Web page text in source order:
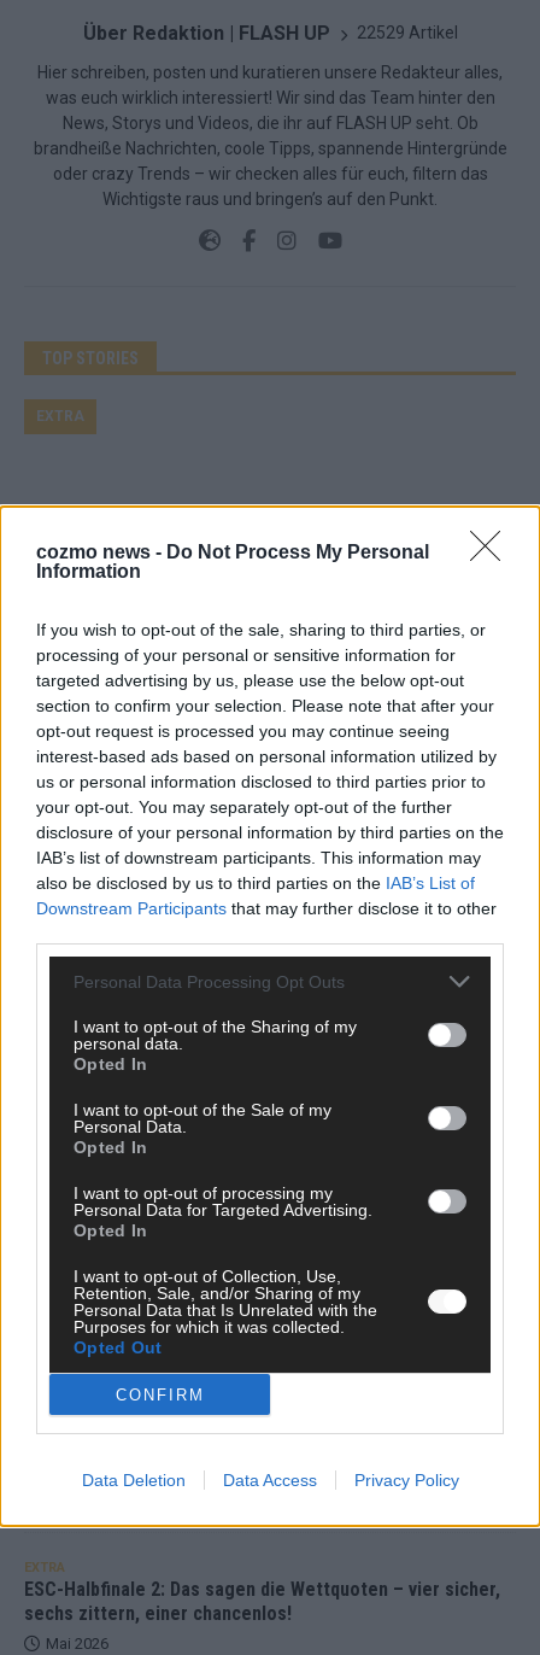
cozmo news - Do Not Process My Personal
Information
If you wish to opt-out of the sale, sharing to third parties, or
processing of your personal or sensitive information for
targeted advertising by us, please use the below opt-out
section to confirm your selection. Please note that after your
opt-out request is processed you may continue seeing
interest-based ads based on personal information utilized by
us or personal information disclosed to third parties prior to
your opt-out. You may separately opt-out of the further
disclosure of your personal information by third parties on the
IAB’s list of downstream participants. This information may
also be disclosed by us to third parties on the IAB’s List of
Downstream Participants that may further disclose it to other
Personal Data Processing Opt Outs
I want to opt-out of the Sharing of my
personal data.
Opted In
I want to opt-out of the Sale of my
Personal Data.
Opted In
I want to opt-out of processing my
Personal Data for Targeted Advertising.
Opted In
I want to opt-out of Collection, Use,
Retention, Sale, and/or Sharing of my
Personal Data that Is Unrelated with the
Purposes for which it was collected.
Opted Out
CONFIRM
Data Deletion Data Access Privacy Policy
Über Redaktion | FLASH UP 22529 Artikel
Hier schreiben, posten und kuratieren unsere Redakteur alles,
was euch wirklich interessiert! Wir sind das Team hinter den
News, Storys und Videos, die ihr auf FLASH UP seht. Ob
brandheiße Nachrichten, coole Tipps, spannende Hintergründe
oder crazy Trends – wir checken alles für euch, filtern das
Wichtigste raus und bringen’s auf den Punkt.
TOP STORIES
Monaco, Sallys Café, Westernbrauerei – der
Europa-Park 2026 macht vieles neu
EXTRA
Juni 2026
DARA gewinnt verdient, Israel beunruhigend –
unser Kommentar zum ESC 2026
Mai 2026
KOMMENTAR
ESC-Finale morgen: Finnland Favorit, Australien
aufgestiegen – alle 25 Acts im Kurzcheck
Mai 2026
KOMMENTAR
JJ hat den Abend gerettet – der Rest des ESC-Halbfinales
war solide, aber kein Feuerwerk
EXTRA
ESC-Halbfinale 2: Das sagen die Wettquoten – vier sicher,
sechs zittern, einer chancenlos!
Mai 2026